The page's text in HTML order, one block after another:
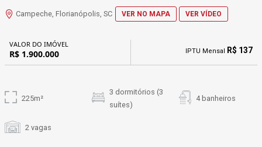
Campeche, Florianópolis, SC VER NO MAPA VER VÍDEO
VALOR DO IMÓVEL
R$ 1.900.000 IPTU Mensal R$ 137
225m²
3 dormitórios (3
suítes)
4 banheiros
2 vagas